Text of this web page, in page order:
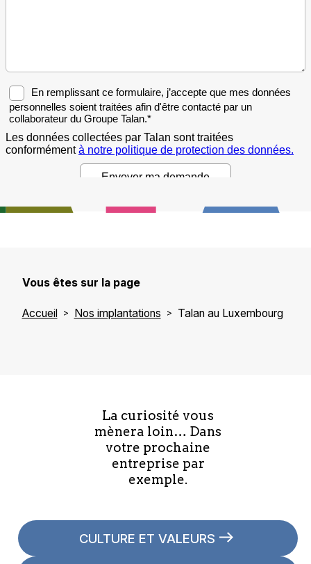
Vous êtes sur la page
Accueil Nos implantations Talan au Luxembourg
La curiosité vous
mènera loin… Dans
votre prochaine
entreprise par
exemple.
CULTURE ET VALEURS